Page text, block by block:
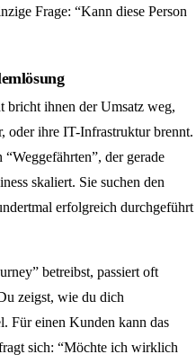
Frage: “Kann diese Person
bricht ihnen der Umsatz weg,
oder ihre IT-Infrastruktur brennt.
der gerade
skaliert. Sie suchen den
erfolgreich durchgeführt
betreibst, passiert oft
zeigst, wie du dich
Für einen Kunden kann das
sich: “Möchte ich wirklich